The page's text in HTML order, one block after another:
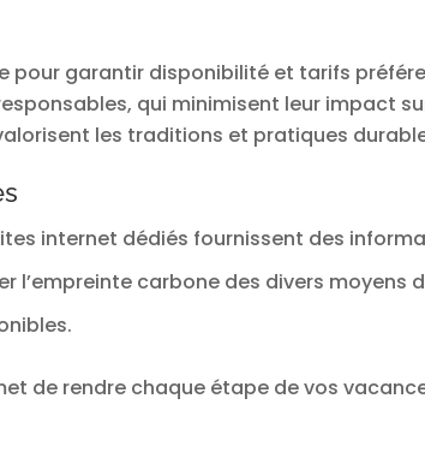
pour garantir disponibilité et tarifs
qui minimisent leur impact
les traditions et pratiques
internet dédiés fournissent des
l’empreinte carbone des divers moyens
de rendre chaque étape de vos